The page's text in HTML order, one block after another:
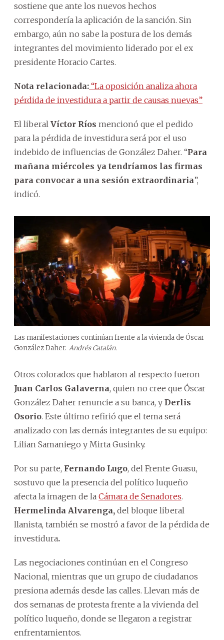
sostiene que ante los nuevos hechos
correspondería la aplicación de la sanción. Sin
embargo, aún no sabe la postura de los demás
integrantes del movimiento liderado por el ex
presidente Horacio Cartes.
Nota relacionada: “La oposición analiza ahora
pérdida de investidura a partir de causas nuevas”
El liberal Víctor Ríos mencionó que el pedido
para la pérdida de investidura será por el uso
indebido de influencias de González Daher. “Para
mañana miércoles ya tendríamos las firmas
para convocar a una sesión extraordinaria”,
indicó.
Las manifestaciones continúan frente a la vivienda de Óscar
González Daher. Andrés Catalán.
Otros colorados que hablaron al respecto fueron
Juan Carlos Galaverna, quien no cree que Óscar
González Daher renuncie a su banca, y Derlis
Osorio. Este último refirió que el tema será
analizado con las demás integrantes de su equipo:
Lilian Samaniego y Mirta Gusinky.
Por su parte, Fernando Lugo, del Frente Guasu,
sostuvo que la presencia del político luqueño
afecta la imagen de la Cámara de Senadores.
Hermelinda Alvarenga, del bloque liberal
llanista, también se mostró a favor de la pérdida de
investidura.
Las negociaciones continúan en el Congreso
Nacional, mientras que un grupo de ciudadanos
presiona además desde las calles. Llevan más de
dos semanas de protesta frente a la vivienda del
político luqueño, donde se llegaron a registrar
enfrentamientos.